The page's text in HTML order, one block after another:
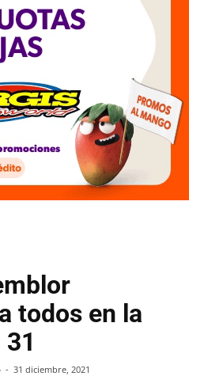
todos en la
- 31 diciembre, 2021